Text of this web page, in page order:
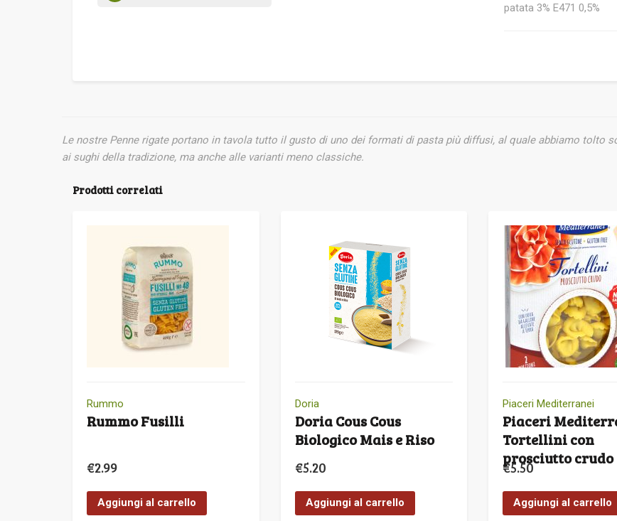
patata 3% E471 0,5%
Le nostre Penne rigate portano in tavola tutto il gusto di uno dei formati di pasta più diffusi, al quale abbiamo tolto
ai sughi della tradizione, ma anche alle varianti meno classiche.
Prodotti correlati
Rummo
Rummo Fusilli
€2.99
Aggiungi al carrello
Doria
Doria Cous Cous
Biologico Mais e Riso
€5.20
Aggiungi al carrello
Piaceri Mediterranei
Piaceri
Tortellini con
prosciutto crudo
€5.50
Aggiungi al carrello